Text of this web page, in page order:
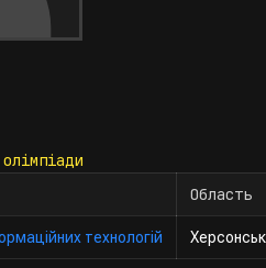
Область
технологій